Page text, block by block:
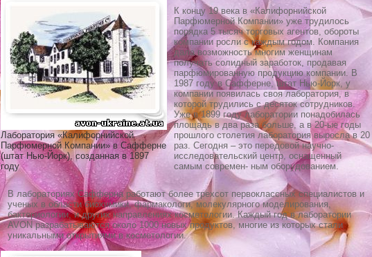
Лаборатория «Калифорнийской
Парфюмерной Компании» в Сафферне
(штат Нью-Йорк), созданная в 1897
году
К концу 19 века в «Калифорнийской
Парфюмерной Компании» уже трудилось
порядка 5 тысяч торговых агентов, обороты
компании росли с каждым годом. Компания
дала возможность многим женщинам
получать солидный заработок, продавая
парфюмированную продукцию компании. В
1987 году в Сафферне, штат Нью-Йорк, у
компании появилась своя лаборатория, в
которой трудились с десяток сотрудников.
Уже в 1899 году лаборатории понадобилась
площадь в два раза больше, а в 20-ые годы
прошлого столетия лаборатория выросла в 20
раз. Сегодня – это передовой научно-
исследовательский центр, оснащенный
самым современ- ным оборудованием.
В лабораториях Сафферна работают более трехсот первоклассных специалистов и
ученых в области биохимики, фармакологи, молекулярного моделирования,
бактериологии, и других направлениях косметологии. Каждый год в лаборатории
AVON разрабатываются около 1000 новых продуктов, многие из которых стали
уникальными открытиями в косметологии.